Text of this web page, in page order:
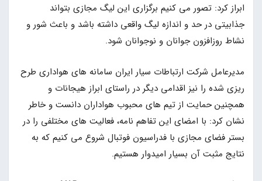
ابراز کرد: تصور می کنیم برگزاری این لیگ مجازی بتواند
جذابیتی در حد و اندازه لیگ واقعی داشته باشد و باعث شور و
نشاط روزافزون جوانان و نوجوانان شود.
مدیرعامل شرکت ارتباطات سیار ایران سامانه های هواداری طرح
ریزی شده را نیز اقدامی دیگر در راستای ابراز هیجانات و
همچنین حمایت از تیم های محبوب هواداران دانست و خاطر
نشان کرد: با امضای این تفاهم نامه، فعالیت های مختلفی را در
بستر فضای مجازی با فدراسیون فوتبال شروع می کنیم که به
نتایج مثبت آن بسیار امیدوار هستیم.